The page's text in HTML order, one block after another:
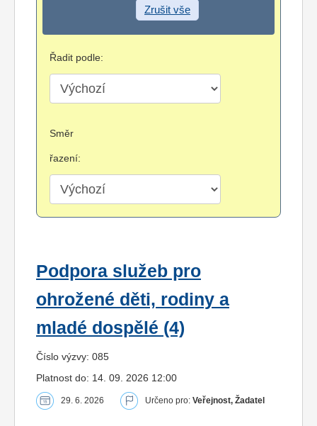
Zrušit vše
Řadit podle:
Směr
řazení:
Podpora služeb pro
ohrožené děti, rodiny a
mladé dospělé (4)
Číslo výzvy: 085
Platnost do: 14. 09. 2026 12:00
29. 6. 2026 Určeno pro: Veřejnost, Žadatel